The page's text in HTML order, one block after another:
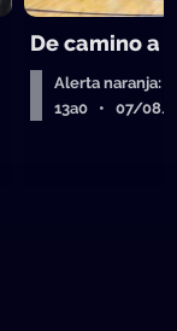
De camino a
Alerta naranja:
13a0 • 07/08/